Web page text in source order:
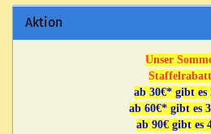
Aktion
Unser
ab 30€* gibt es
ab 60€* gibt es
ab 90€ gibt es